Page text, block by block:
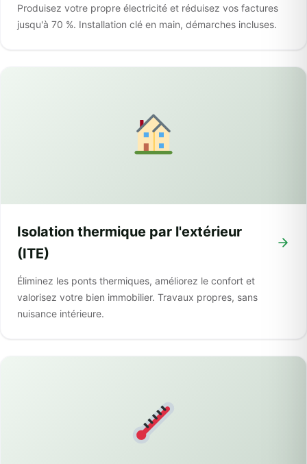
Produisez votre propre électricité et réduisez vos factures
jusqu'à 70 %. Installation clé en main, démarches incluses.
Isolation thermique par l'extérieur
(ITE)
Éliminez les ponts thermiques, améliorez le confort et
valorisez votre bien immobilier. Travaux propres, sans
nuisance intérieure.